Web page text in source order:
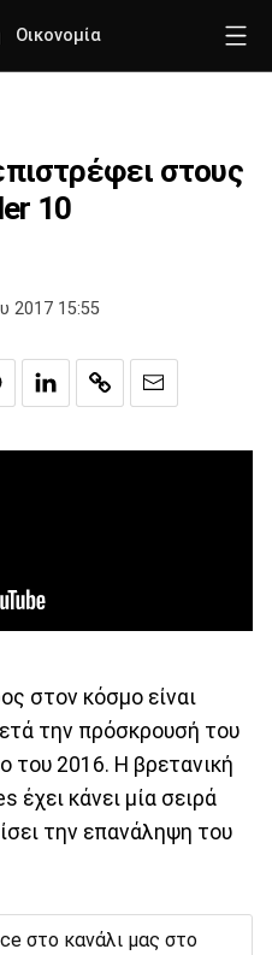
Οικονομία
στους
10
2017 15:55
στον κόσμο είναι
την πρόσκρουσή του
του 2016. Η βρετανική
έχει κάνει μία σειρά
την επανάληψη του
στο κανάλι μας στο